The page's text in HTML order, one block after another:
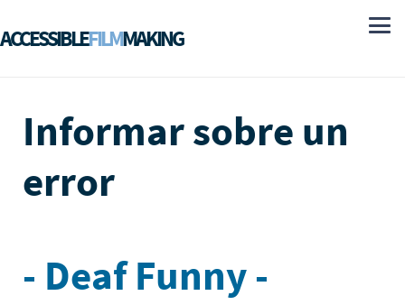
ACCESSIBLEFILMMAKING
Informar sobre un
error
- Deaf Funny -